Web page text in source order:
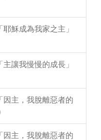
穌成為我家之主」
讓我慢慢的成長」
因主，我脫離惡者的
因主，我脫離惡者的